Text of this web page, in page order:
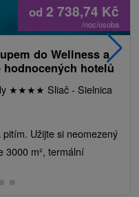
od 2 738,74 Kč
/noc/osoba
do Wellness a
hotelů
★★★★ Sliač - Sielnica
Užijte si neomezený
3000 m², termální